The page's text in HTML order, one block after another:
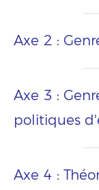
Axe 2 :
Axe 3 :
politiques
Axe 4 :